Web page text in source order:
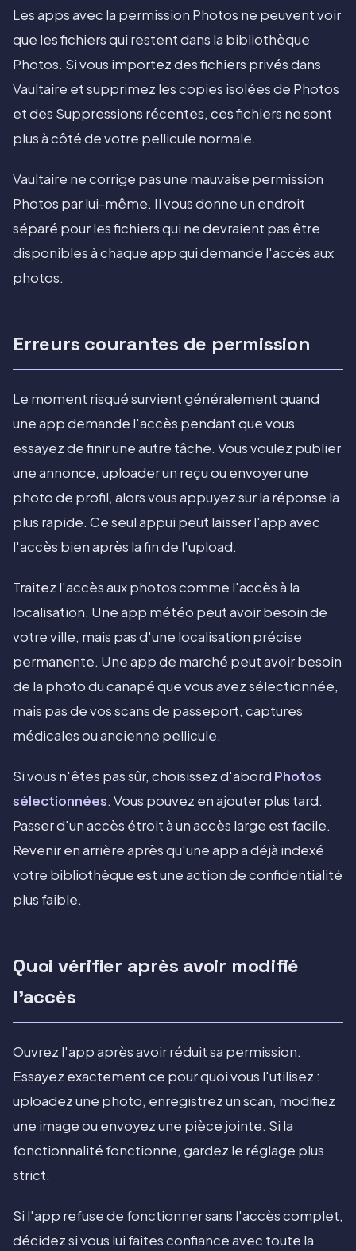
Les apps avec la permission Photos ne peuvent voir
que les fichiers qui restent dans la bibliothèque
Photos. Si vous importez des fichiers privés dans
Vaultaire et supprimez les copies isolées de Photos
et des Suppressions récentes, ces fichiers ne sont
plus à côté de votre pellicule normale.
Vaultaire ne corrige pas une mauvaise permission
Photos par lui-même. Il vous donne un endroit
séparé pour les fichiers qui ne devraient pas être
disponibles à chaque app qui demande l'accès aux
photos.
Erreurs courantes de permission
Le moment risqué survient généralement quand
une app demande l'accès pendant que vous
essayez de finir une autre tâche. Vous voulez publier
une annonce, uploader un reçu ou envoyer une
photo de profil, alors vous appuyez sur la réponse la
plus rapide. Ce seul appui peut laisser l'app avec
l'accès bien après la fin de l'upload.
Traitez l'accès aux photos comme l'accès à la
localisation. Une app météo peut avoir besoin de
votre ville, mais pas d'une localisation précise
permanente. Une app de marché peut avoir besoin
de la photo du canapé que vous avez sélectionnée,
mais pas de vos scans de passeport, captures
médicales ou ancienne pellicule.
Si vous n'êtes pas sûr, choisissez d'abord Photos
sélectionnées. Vous pouvez en ajouter plus tard.
Passer d'un accès étroit à un accès large est facile.
Revenir en arrière après qu'une app a déjà indexé
votre bibliothèque est une action de confidentialité
plus faible.
Quoi vérifier après avoir modifié
l'accès
Ouvrez l'app après avoir réduit sa permission.
Essayez exactement ce pour quoi vous l'utilisez :
uploadez une photo, enregistrez un scan, modifiez
une image ou envoyez une pièce jointe. Si la
fonctionnalité fonctionne, gardez le réglage plus
strict.
Si l'app refuse de fonctionner sans l'accès complet,
décidez si vous lui faites confiance avec toute la